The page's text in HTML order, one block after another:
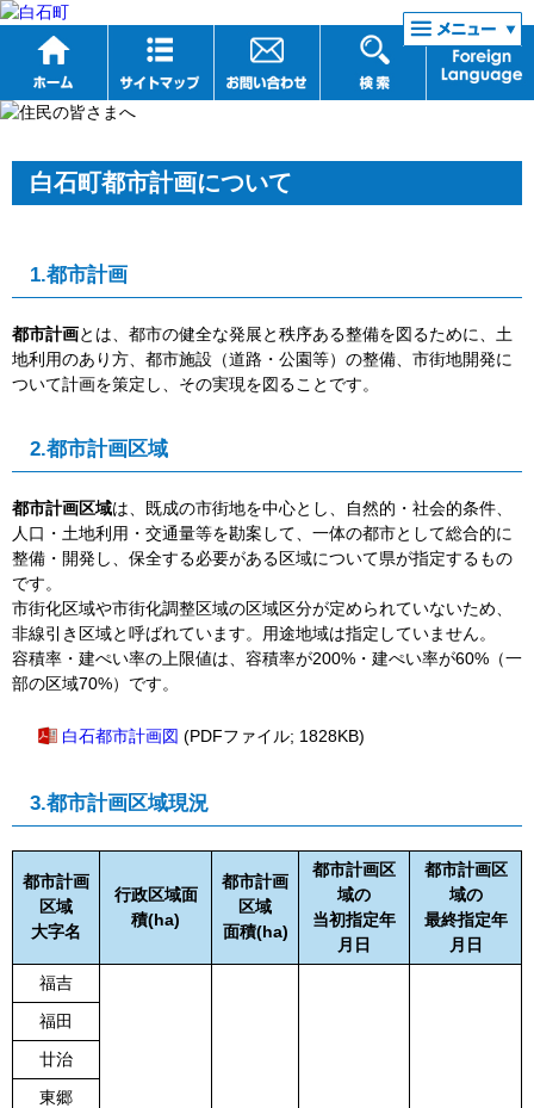
リンク集
白石町都市計画について
1.都市計画
都市計画とは、都市の健全な発展と秩序ある整備を図るために、土
地利用のあり方、都市施設（道路・公園等）の整備、市街地開発に
ついて計画を策定し、その実現を図ることです。
2.都市計画区域
都市計画区域は、既成の市街地を中心とし、自然的・社会的条件、
人口・土地利用・交通量等を勘案して、一体の都市として総合的に
整備・開発し、保全する必要がある区域について県が指定するもの
です。
市街化区域や市街化調整区域の区域区分が定められていないため、
非線引き区域と呼ばれています。用途地域は指定していません。
容積率・建ぺい率の上限値は、容積率が200%・建ぺい率が60%（一
部の区域70%）です。
白石都市計画図 (PDFファイル; 1828KB)
3.都市計画区域現況
都市計画
区域
大字名
行政区域面
積(ha)
都市計画
区域
面積(ha)
都市計画区
域の
当初指定年
月日
都市計画区
域の
最終指定年
月日
福吉
福田
廿治
東郷